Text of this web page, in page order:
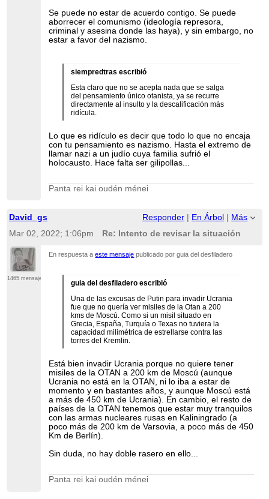
Se puede no estar de acuerdo contigo. Se puede
aborrecer el comunismo (ideología represora,
criminal y asesina donde las haya), y sin embargo, no
estar a favor del nazismo.
siempredtras escribió
Esta claro que no se acepta nada que se salga
del pensamiento único otanista, ya se recurre
directamente al insulto y la descalificación más
ridícula.
Lo que es ridículo es decir que todo lo que no encaja
con tu pensamiento es nazismo. Hasta el extremo de
llamar nazi a un judío cuya familia sufrió el
holocausto. Hace falta ser gilipollas...
Panta rei kai oudén ménei
David_gs Responder En Árbol
Más
Mar 02, 2022; 1:06pm
Re: Intento de revisar la situación
1465 mensajes
En respuesta aeste mensaje publicado por guia del desfiladero
guia del desfiladero escribió
Una de las excusas de Putin para invadir Ucrania
fue que no quería ver misiles de la Otan a 200
kms de Moscú. Como si un misil situado en
Grecia, España, Turquía o Texas no tuviera la
capacidad milimétrica de estrellarse contra las
torres del Kremlin.
Está bien invadir Ucrania porque no quiere tener
misiles de la OTAN a 200 km de Moscú (aunque
Ucrania no está en la OTAN, ni lo iba a estar de
momento y en bastantes años, y aunque Moscú está
a más de 450 km de Ucrania). En cambio, el resto de
países de la OTAN tenemos que estar muy tranquilos
con las armas nucleares rusas en Kaliningrado (a
poco más de 200 km de Varsovia, a poco más de 450
Km de Berlín).
Sin duda, no hay doble rasero en ello...
Panta rei kai oudén ménei